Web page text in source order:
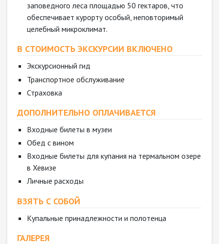
заповедного леса площадью 50 гектаров, что
обеспечивает курорту особый, неповторимый
целебный микроклимат.
В СТОИМОСТЬ ЭКСКУРСИИ ВКЛЮЧЕНО
Экскурсионный гид
Транспортное обслуживание
Страховка
ДОПОЛНИТЕЛЬНО ОПЛАЧИВАЕТСЯ
Входные билеты в музеи
Обед с вином
Входные билеты для купания на термальном озере
в Хевизе
Личные расходы
ВЗЯТЬ С СОБОЙ
Купальные принадлежности и полотенца
ГАЛЕРЕЯ